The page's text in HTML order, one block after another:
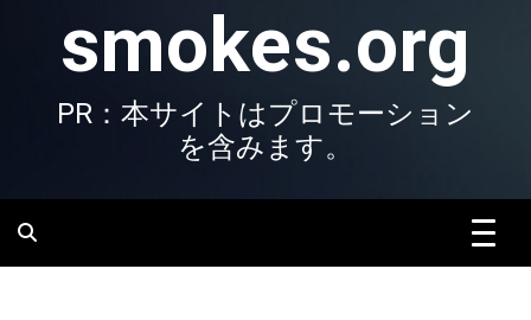
smokes.org
PR：本サイトはプロモーション
を含みます。